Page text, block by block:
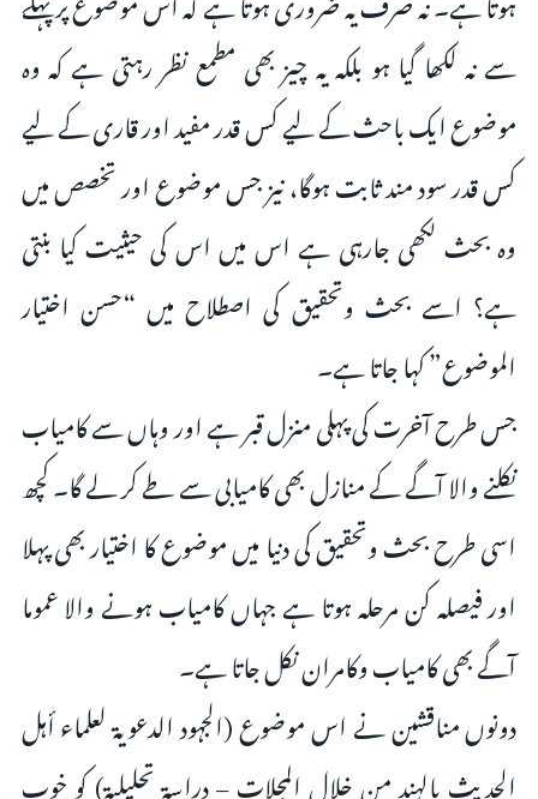
سے نہ لکھا گیا ہو بلکہ یہ چیز بھی مطمع نظر رہتی ہے کہ وہ
موضوع ایک باحث کے لیے کس قدر مفید اور قارى کے لیے
کس قدر سود مند ثابت ہوگا، نیز جس موضوع اور تخصص میں
وہ بحث لکھی جارہی ہے اس میں اس کی حیثیت کیا بنتی
ہے؟ اسے بحث وتحقیق کی اصطلاح میں “حسن اختیار
الموضوع” کہا جاتا ہے۔
جس طرح آخرت کی پہلی منزل قبر ہے اور وہاں سے کامیاب
نکلنے والا آگے کے منازل بھی کامیابی سے طے کر لے گا۔ کچھ
اسی طرح بحث وتحقیق کی دنیا میں موضوع کا اختیار بھی پہلا
اور فیصلہ کن مرحلہ ہوتا ہے جہاں کامیاب ہونے والا عموما
آگے بھی کامیاب وکامران نکل جاتا ہے۔
دونوں مناقشین نے اس موضوع (الجہود الدعویۃ لعلماء أہل
الحدیث بالہند من خلال المجلات – دراسۃ تحلیلیۃ) کو خوب